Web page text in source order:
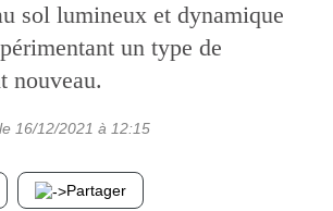
sol lumineux et dynamique
un type de
nouveau.
, le 16/12/2021 à 12:15
Partager